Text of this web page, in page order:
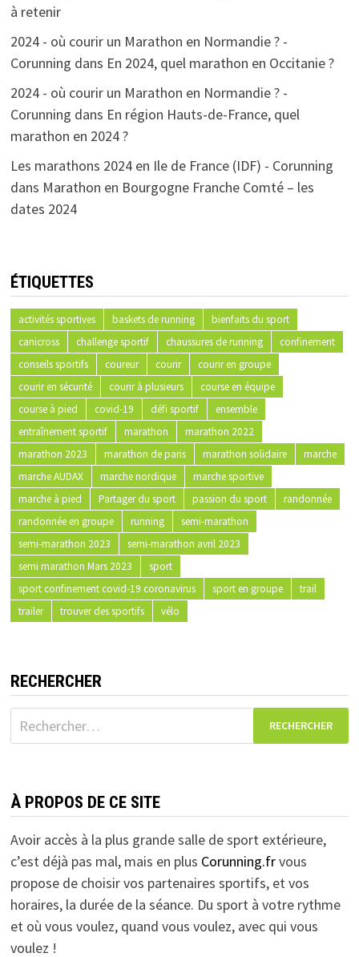
à retenir
2024 - où courir un Marathon en Normandie ? -
Corunning dans En 2024, quel marathon en Occitanie ?
2024 - où courir un Marathon en Normandie ? -
Corunning dans En région Hauts-de-France, quel
marathon en 2024 ?
Les marathons 2024 en Ile de France (IDF) - Corunning
dans Marathon en Bourgogne Franche Comté – les
dates 2024
ÉTIQUETTES
activités sportives baskets de running
bienfaits du sport
canicross
challenge sportif chaussures de running
confinement
conseils sportifs
coureur courir
courir en groupe
courir en sécurité
courir à plusieurs
course en équipe
course à pied
covid-19 défi sportif
ensemble
entraînement sportif
marathon
marathon 2022
marathon 2023
marathon de paris marathon solidaire
marche
marche AUDAX
marche nordique
marche sportive
marche à pied
Partager du sport passion du sport
randonnée
randonnée en groupe
running
semi-marathon
semi-marathon 2023
semi-marathon avril 2023
semi marathon Mars 2023
sport
sport confinement covid-19 coronavirus
sport en groupe
trail
trailer
trouver des sportifs vélo
RECHERCHER
Rechercher :
À PROPOS DE CE SITE
Avoir accès à la plus grande salle de sport extérieure,
c’est déjà pas mal, mais en plus Corunning.frvous
propose de choisir vos partenaires sportifs, et vos
horaires, la durée de la séance. Du sport à votre rythme
et où vous voulez, quand vous voulez, avec qui vous
voulez !